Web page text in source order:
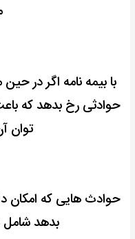
با بیمه نامه اگر در
حوادثی رخ بدهد که
توان
حوادث هایی که امکان
بدهد شامل